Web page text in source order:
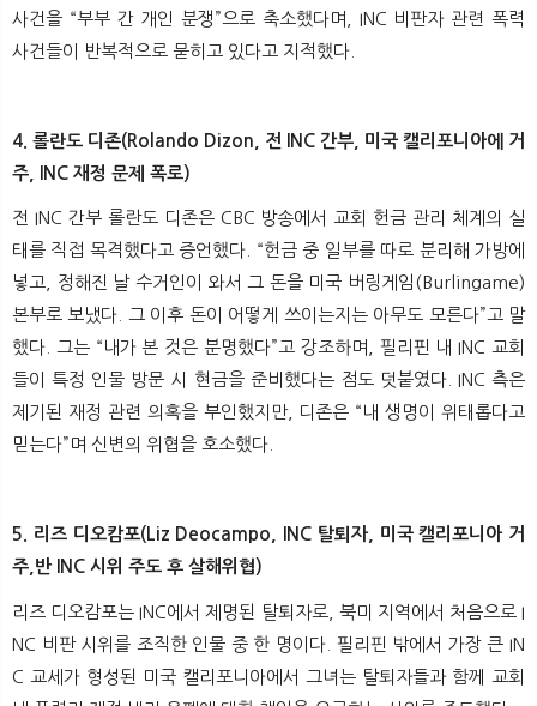
사건을 “부부 간 개인 분쟁”으로 축소했다며, INC 비판자 관련 폭력
사건들이 반복적으로 묻히고 있다고 지적했다.
4. 롤란도 디존(Rolando Dizon, 전 INC 간부, 미국 캘리포니아에 거
주, INC 재정 문제 폭로)
전 INC 간부 롤란도 디존은 CBC 방송에서 교회 헌금 관리 체계의 실
태를 직접 목격했다고 증언했다. “헌금 중 일부를 따로 분리해 가방에
넣고, 정해진 날 수거인이 와서 그 돈을 미국 버링게임(Burlingame)
본부로 보냈다. 그 이후 돈이 어떻게 쓰이는지는 아무도 모른다”고 말
했다. 그는 “내가 본 것은 분명했다”고 강조하며, 필리핀 내 INC 교회
들이 특정 인물 방문 시 현금을 준비했다는 점도 덧붙였다. INC 측은
제기된 재정 관련 의혹을 부인했지만, 디존은 “내 생명이 위태롭다고
믿는다”며 신변의 위협을 호소했다.
5. 리즈 디오캄포(Liz Deocampo, INC 탈퇴자, 미국 캘리포니아 거
주,반 INC 시위 주도 후 살해위협)
리즈 디오캄포는 INC에서 제명된 탈퇴자로, 북미 지역에서 처음으로 I
NC 비판 시위를 조직한 인물 중 한 명이다. 필리핀 밖에서 가장 큰 IN
C 교세가 형성된 미국 캘리포니아에서 그녀는 탈퇴자들과 함께 교회